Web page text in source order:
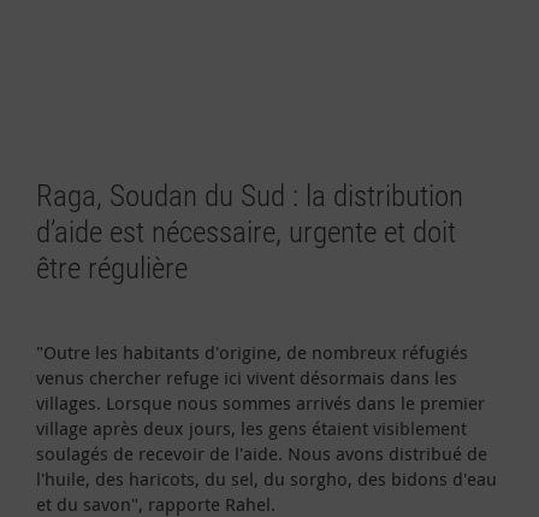
Raga, Soudan du Sud : la distribution
d’aide est nécessaire, urgente et doit
être régulière
"Outre les habitants d'origine, de nombreux réfugiés
venus chercher refuge ici vivent désormais dans les
villages. Lorsque nous sommes arrivés dans le premier
village après deux jours, les gens étaient visiblement
soulagés de recevoir de l'aide. Nous avons distribué de
l'huile, des haricots, du sel, du sorgho, des bidons d'eau
et du savon", rapporte Rahel.